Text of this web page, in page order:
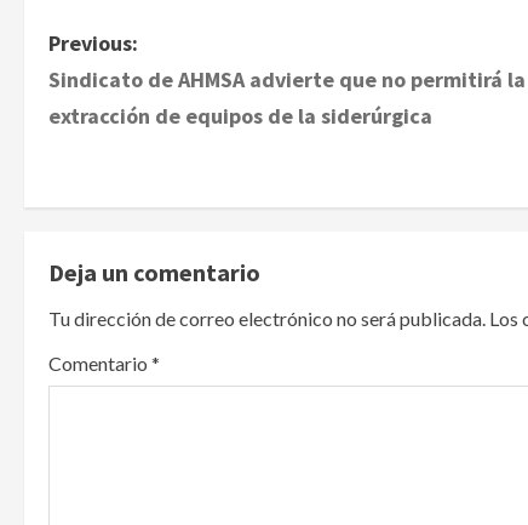
P
o
t
n
a
v
Previous:
Sindicato de AHMSA advierte que no permitirá la
extracción de equipos de la siderúrgica
Deja un comentario
Tu dirección de correo electrónico no será publicada. Los
Comentario *